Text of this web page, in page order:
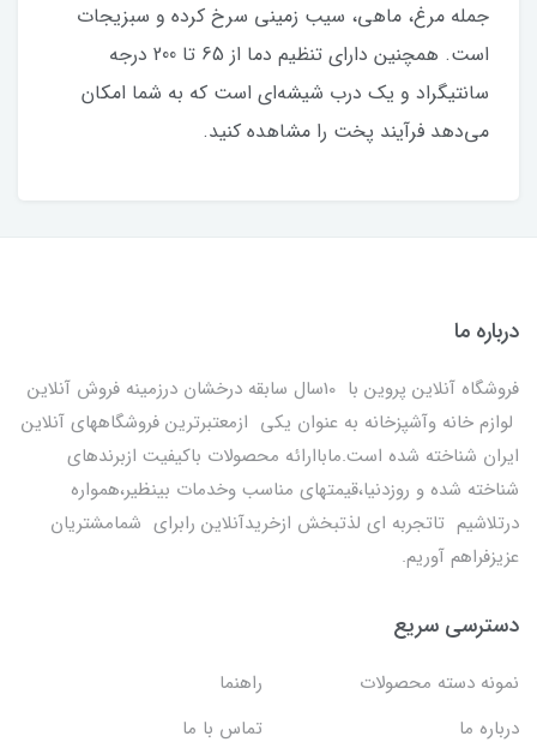
جمله مرغ، ماهی، سیب زمینی سرخ کرده و سبزیجات
است. همچنین دارای تنظیم دما از 65 تا 200 درجه
سانتیگراد و یک درب شیشه‌ای است که به شما امکان
می‌دهد فرآیند پخت را مشاهده کنید.
درباره ما
فروشگاه آنلاین پروین با 10سال سابقه درخشان درزمینه فروش آنلاین
لوازم خانه وآشپزخانه به عنوان یکی ازمعتبرترین فروشگاههای آنلاین
ایران شناخته شده است.ماباارائه محصولات باکیفیت ازبرندهای
شناخته شده و روزدنیا،قیمتهای مناسب وخدمات بینظیر،همواره
درتلاشیم تاتجربه ای لذتبخش ازخریدآنلاین رابرای شمامشتریان
عزیزفراهم آوریم.
دسترسی سریع
نمونه دسته محصولات
راهنما
درباره ما
تماس با ما